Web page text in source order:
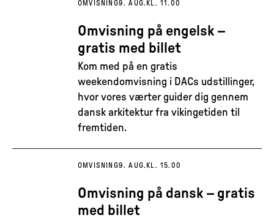
OMVISNING9. AUG. KL. 11.00
Omvisning på engelsk –
gratis med billet
Kom med på en gratis
weekendomvisning i DACs udstillinger,
hvor vores værter guider dig gennem
dansk arkitektur fra vikingetiden til
fremtiden.
OMVISNING9. AUG. KL. 15.00
Omvisning på dansk – gratis
med billet